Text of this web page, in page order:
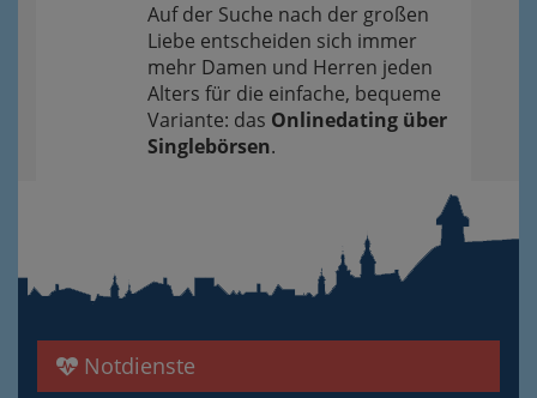
Auf der Suche nach der großen
Liebe entscheiden sich immer
mehr Damen und Herren jeden
Alters für die einfache, bequeme
Variante: das Onlinedating über
Singlebörsen.
Notdienste